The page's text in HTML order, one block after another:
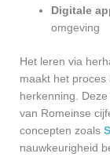
Digitale
omgeving
Het leren via
maakt het
herkenning.
van Romeinse
concepten zoals
nauwkeurigheid